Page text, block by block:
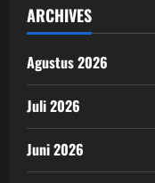
ARCHIVES
Agustus 2026
Juli 2026
Juni 2026